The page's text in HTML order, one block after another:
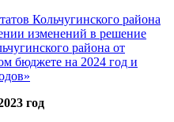
Кольчугинского района
изменений в решение
района от
бюджете на 2024 год и
год